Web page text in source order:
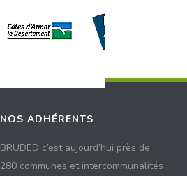
NOS ADHÉRENTS
BRUDED c’est aujourd’hui près de
280 communes et intercommunalités